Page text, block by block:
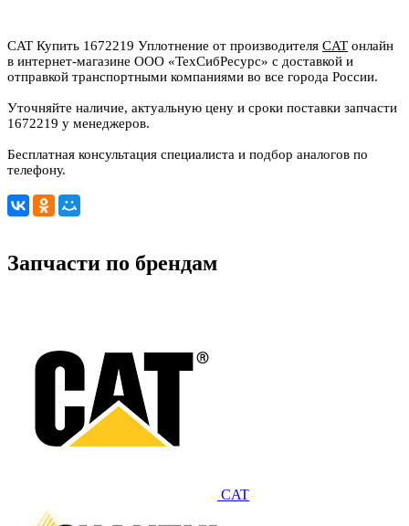
CAT Купить 1672219 Уплотнение от производителя CAT онлайн
в интернет-магазине ООО «ТехСибРесурс» с доставкой и
отправкой транспортными компаниями во все города России.
Уточняйте наличие, актуальную цену и сроки поставки запчасти
1672219 у менеджеров.
Бесплатная консультация специалиста и подбор аналогов по
телефону.
Запчасти по брендам
CAT